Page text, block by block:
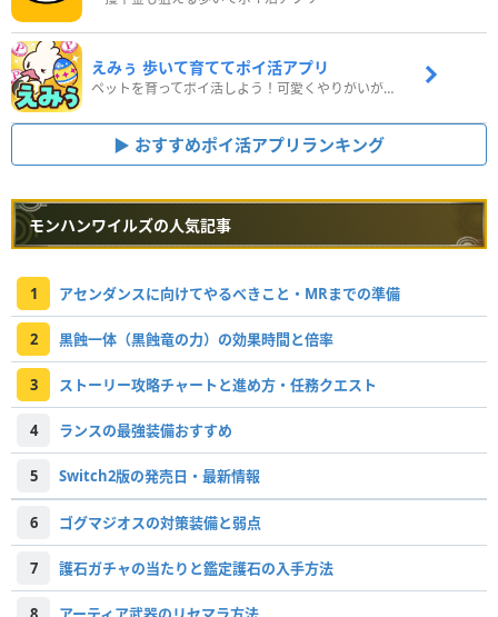
えみぅ 歩いて育ててポイ活アプリ
ペットを育ってポイ活しよう！可愛くやりがいがある新感覚アプリ
おすすめポイ活アプリランキング
モンハンワイルズの人気記事
1 アセンダンスに向けてやるべきこと・MRまでの準備
2 黒蝕一体（黒蝕竜の力）の効果時間と倍率
3 ストーリー攻略チャートと進め方・任務クエスト
4 ランスの最強装備おすすめ
5 Switch2版の発売日・最新情報
6 ゴグマジオスの対策装備と弱点
7 護石ガチャの当たりと鑑定護石の入手方法